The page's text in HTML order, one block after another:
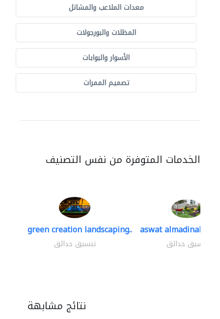
معدات الملاعب والمشاتل
المظلات والبورجولات
الأسوار والبوابات
تصميم الممرات
الخدمات المتوفرة من نفس التصنيف
green creation landscaping..
تنسيق حدائق
aswat almadinah
تنسيق حدائق
نتائج مشابهة